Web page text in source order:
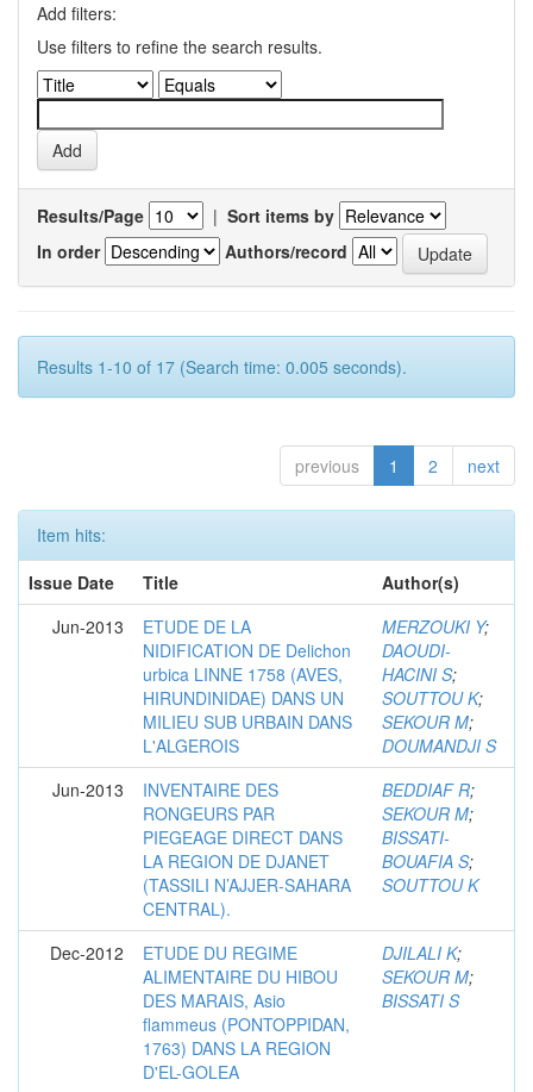
Add filters:
Use filters to refine the search results.
Results/Page | Sort items by
In order
Authors/record
Results 1-10 of 17 (Search time: 0.005 seconds).
previous 1 2 next
Item hits:
Issue Date
Title
Author(s)
Jun-2013
ETUDE DE LA
NIDIFICATION DE Delichon
urbica LINNE 1758 (AVES,
HIRUNDINIDAE) DANS UN
MILIEU SUB URBAIN DANS
L'ALGEROIS
MERZOUKI Y;
DAOUDI-
HACINI S;
SOUTTOU K;
SEKOUR M;
DOUMANDJI S
Jun-2013
INVENTAIRE DES
RONGEURS PAR
PIEGEAGE DIRECT DANS
LA REGION DE DJANET
(TASSILI N’AJJER-SAHARA
CENTRAL).
BEDDIAF R;
SEKOUR M;
BISSATI-
BOUAFIA S;
SOUTTOU K
Dec-2012
ETUDE DU REGIME
ALIMENTAIRE DU HIBOU
DES MARAIS, Asio
flammeus (PONTOPPIDAN,
1763) DANS LA REGION
D'EL-GOLEA
DJILALI K;
SEKOUR M;
BISSATI S